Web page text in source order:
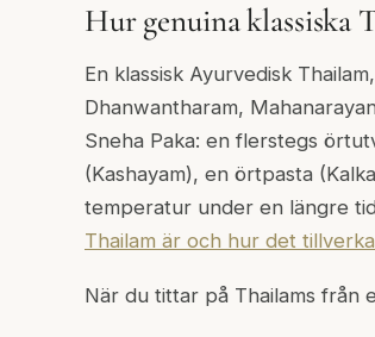
Hur genuina klassiska
En klassisk Ayurvedisk
Dhanwantharam,
Sneha Paka: en flerstegs
(Kashayam), en örtpasta
temperatur under en längre
Thailam är och hur det
När du tittar på Thailams från